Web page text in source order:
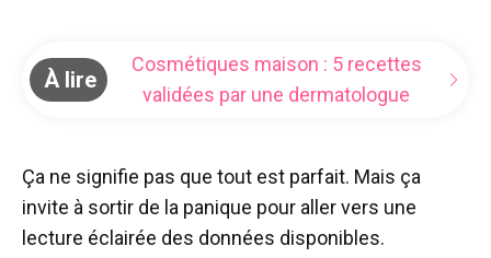
À lire
Cosmétiques maison : 5 recettes
validées par une dermatologue
Ça ne signifie pas que tout est parfait. Mais ça
invite à sortir de la panique pour aller vers une
lecture éclairée des données disponibles.